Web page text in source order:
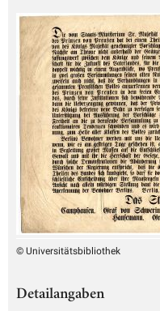
© Universitätsbibliothek
Detailangaben